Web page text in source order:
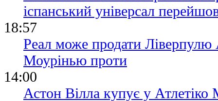
іспанський універсал
18:57
Реал може продати
Моурінью проти
14:00
Астон Вілла купує у Атлетіко